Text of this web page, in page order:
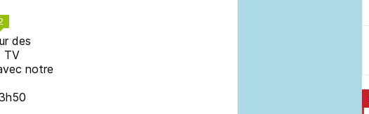
des
TV
notre